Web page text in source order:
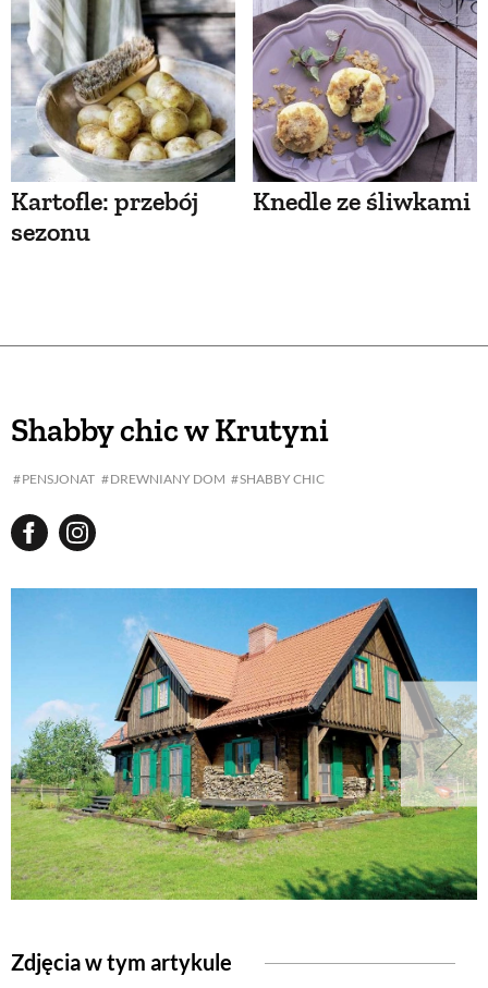
Kartofle: przebój
sezonu
Knedle ze śliwkami
Shabby chic w Krutyni
PENSJONAT DREWNIANY DOM SHABBY CHIC
Zdjęcia w tym artykule